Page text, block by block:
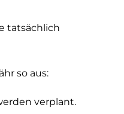
tatsächlich
so aus:
verplant.